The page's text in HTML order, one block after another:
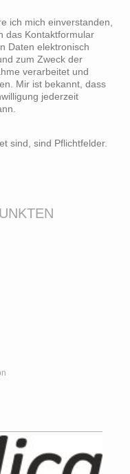
ich mich einverstanden,
das Kontaktformular
Daten elektronisch
zum Zweck der
verarbeitet und
Mir ist bekannt, dass
jederzeit
sind, sind Pflichtfelder.